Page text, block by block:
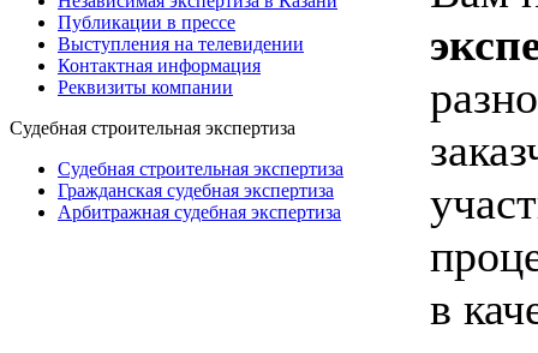
Публикации в прессе
Выступления на телевидении
Контактная информация
Реквизиты компании
Судебная строительная экспертиза
Судебная строительная экспертиза
Гражданская судебная экспертиза
Арбитражная судебная экспертиза
в